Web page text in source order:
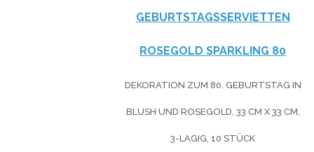
GEBURTSTAGSSERVIETTEN
ROSEGOLD SPARKLING 80
DEKORATION ZUM 80. GEBURTSTAG IN
BLUSH UND ROSEGOLD, 33 CM X 33 CM,
3-LAGIG, 10 STÜCK